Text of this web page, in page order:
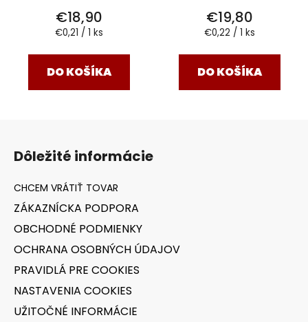
€18,90
Jednotková
€0,21 / 1 ks
DO KOŠÍKA
€19,80
Jednotková
€0,22 / 1 ks
DO KOŠÍKA
Dôležité informácie
ZÁKAZNÍCKA PODPORA
OBCHODNÉ PODMIENKY
OCHRANA OSOBNÝCH ÚDAJOV
PRAVIDLÁ PRE COOKIES
NASTAVENIA COOKIES
UŽITOČNÉ INFORMÁCIE